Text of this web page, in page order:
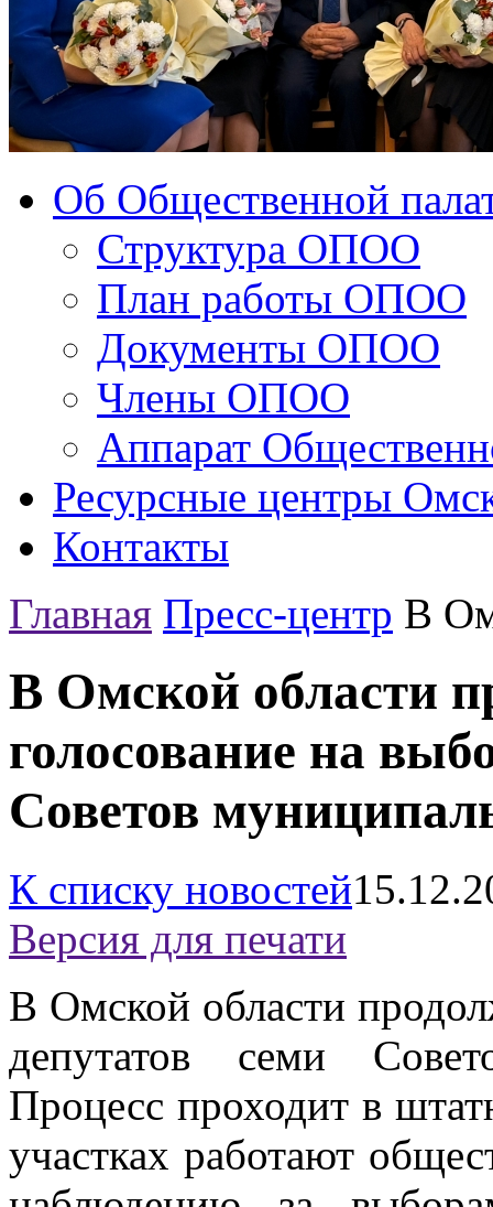
Об Общественной
Структура ОПОО
План работы ОПОО
Документы ОПОО
Члены ОПОО
Аппарат
Ресурсные центры
Контакты
Главная Пресс-центр В
В Омской области
голосование на
Советов
К списку новостей
Версия для печати
В Омской области
депутатов семи
Процесс проходит в
участках работают